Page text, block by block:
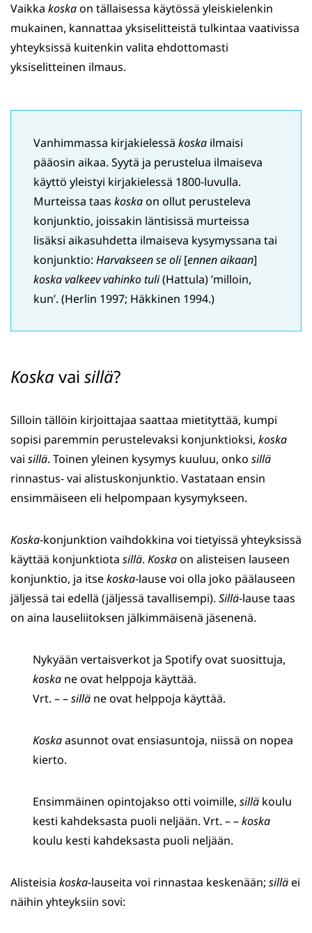
Vaikka koskaon tällaisessa käytössä yleiskielenkin
mukainen, kannattaa yksiselitteistä tulkintaa vaativissa
yhteyksissä kuitenkin valita ehdottomasti
yksiselitteinen ilmaus.
Vanhimmassa kirjakielessä koska ilmaisi
pääosin aikaa. Syytä ja perustelua ilmaiseva
käyttö yleistyi kirjakielessä 1800-luvulla.
Murteissa taas koskaon ollut perusteleva
konjunktio, joissakin läntisissä murteissa
lisäksi aikasuhdetta ilmaiseva kysymyssana tai
konjunktio: Harvakseen se oli[ennen aikaan]
koska valkeev vahinko tuli(Hattula) ’milloin,
kun’. (Herlin 1997; Häkkinen 1994.)
Koskavai sillä?
Silloin tällöin kirjoittajaa saattaa mietityttää, kumpi
sopisi paremmin perustelevaksi konjunktioksi, koska
vai sillä. Toinen yleinen kysymys kuuluu, onko sillä
rinnastus- vai alistuskonjunktio. Vastataan ensin
ensimmäiseen eli helpompaan kysymykseen.
Koska-konjunktion vaihdokkina voi tietyissä yhteyksissä
käyttää konjunktiota sillä. Koskaon alisteisen lauseen
konjunktio, ja itsekoska-lause voi olla joko päälauseen
jäljessä tai edellä (jäljessä tavallisempi). Sillä-lause taas
on aina lauseliitoksen jälkimmäisenä jäsenenä.
Nykyään vertaisverkot ja Spotify ovat suosittuja,
koska ne ovat helppoja käyttää.
Vrt. – –sillä ne ovat helppoja käyttää.
Koskaasunnot ovat ensiasuntoja, niissä on nopea
kierto.
Ensimmäinen opintojakso otti voimille, sillä koulu
kesti kahdeksasta puoli neljään. Vrt. – –koska
koulu kesti kahdeksasta puoli neljään.
Alisteisia koska-lauseita voi rinnastaa keskenään; silläei
näihin yhteyksiin sovi: